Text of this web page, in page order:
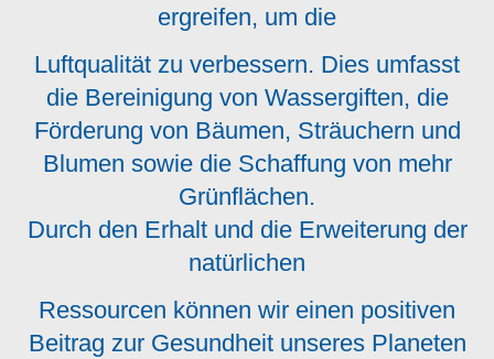
ergreifen, um die
Luftqualität zu verbessern. Dies umfasst
die Bereinigung von Wassergiften, die
Förderung von Bäumen, Sträuchern und
Blumen sowie die Schaffung von mehr
Grünflächen.
Durch den Erhalt und die Erweiterung der
natürlichen
Ressourcen können wir einen positiven
Beitrag zur Gesundheit unseres Planeten